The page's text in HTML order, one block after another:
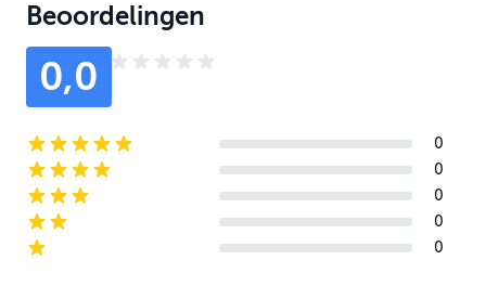
Beoordelingen
0,0
5-star reviews
0
4-star reviews
0
3-star reviews
0
2-star reviews
0
1-star reviews
0